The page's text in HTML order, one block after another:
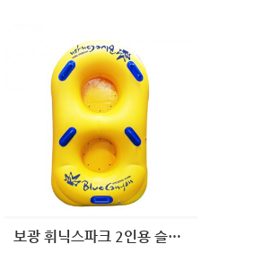
보광 휘닉스파크 2인용 슬라이드